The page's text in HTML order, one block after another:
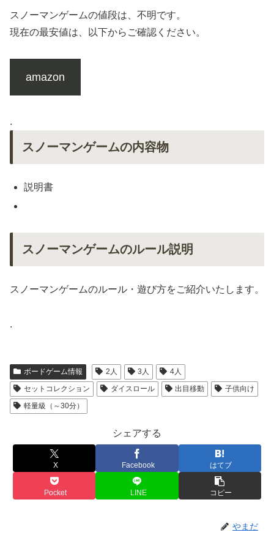
スノーマンゲームの値段は、不明です。
現在の最安値は、以下からご確認ください。
amazon
.
スノーマンゲームの内容物
説明書
スノーマンゲームのルール説明
スノーマンゲームのルール・遊び方をご紹介いたします。
.
ボードゲーム情報 2人 3人
4人
セットコレクション
ダイスロール 出目移動
子供向け
軽量級（～30分）
シェアする
X Facebook はてブ
Pocket LINE コピー
やまだ